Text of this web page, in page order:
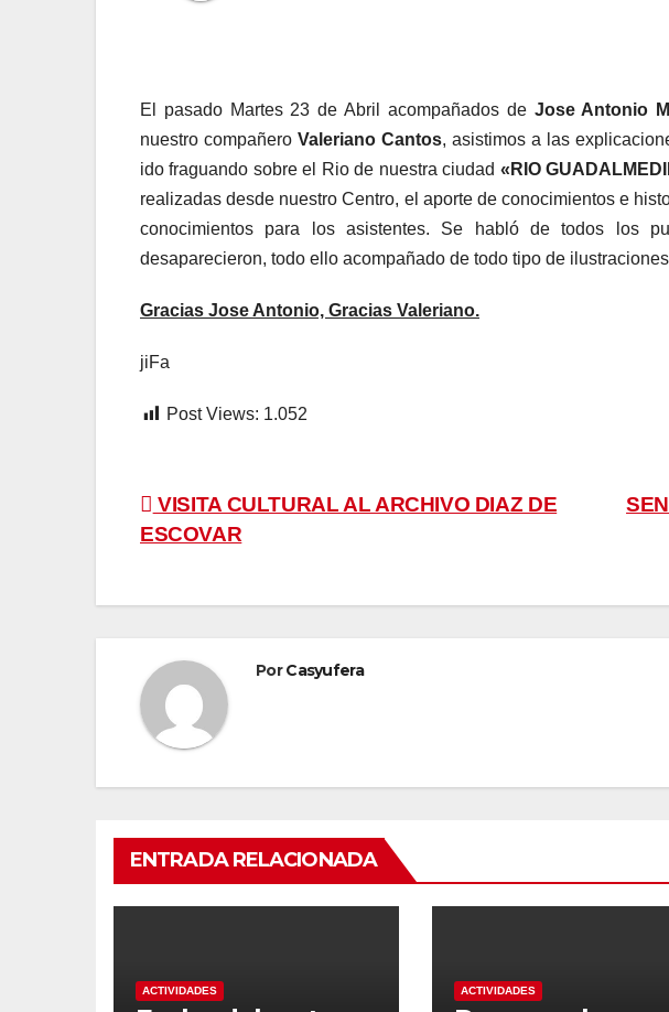
El pasado Martes 23 de Abril acompañados de Jose Antonio
nuestro compañeroValeriano Cantos, asistimos a las
ido fraguando sobre el Rio de nuestra ciudad «RIO
realizadas desde nuestro Centro, el aporte de conocimientos e
conocimientos para los asistentes. Se habló de todos los
desaparecieron, todo ello acompañado de todo tipo de
Gracias Jose Antonio, Gracias Valeriano.
jiFa
Post Views: 1.052
Navegación
de
entradas
VISITA CULTURAL AL ARCHIVO DIAZ DE
ESCOVAR
PorCasyufera
ENTRADA RELACIONADA
ACTIVIDADES ACTIVIDADES